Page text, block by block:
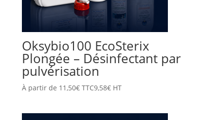
Oksybio100 EcoSterix
Plongée – Désinfectant par
pulvérisation
À partir de 11,50€TTC9,58€HT